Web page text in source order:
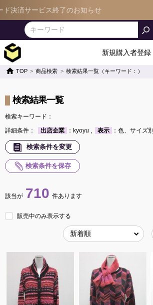
ビス終了のお知らせ
新規購入者登録
TOP 商品検索 検索結果一覧（キーワード：）
検索結果一覧
検索キーワード：
詳細条件：
出店企業 ：kyoyu , 表示 ：色、サイズ別
検索条件を変更
検索条件を保存
該当が 710 件あります
販売中のみ表示する